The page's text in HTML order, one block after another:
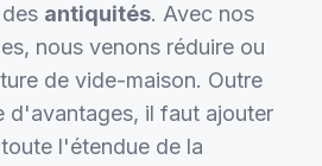
antiquités. Avec nos
nous venons réduire ou
de vide-maison. Outre
d'avantages, il faut ajouter
l'étendue de la